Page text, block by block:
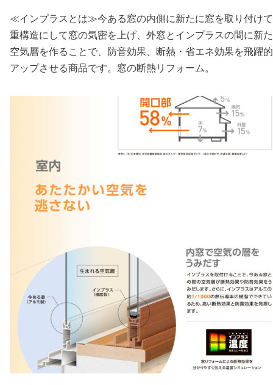
≪インプラスとは≫今ある窓の内側に新たに窓を取り付け
重構造にして窓の気密を上げ、外窓とインプラスの間に新
空気層を作ることで、防音効果、断熱・省エネ効果を飛躍
アップさせる商品です。窓の断熱リフォーム。